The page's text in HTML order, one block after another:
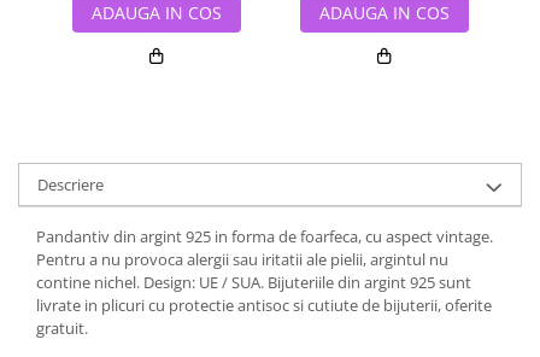
ADAUGA IN COS ADAUGA IN COS
Descriere
Pandantiv din argint 925 in forma de foarfeca, cu aspect vintage.
Pentru a nu provoca alergii sau iritatii ale pielii, argintul nu
contine nichel. Design: UE / SUA. Bijuteriile din argint 925 sunt
livrate in plicuri cu protectie antisoc si cutiute de bijuterii, oferite
gratuit.